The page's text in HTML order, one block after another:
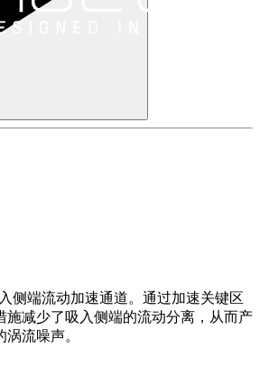
侧端流动加速通道。通过加速关键区
施减少了吸入侧端的流动分离，从而产
流噪声。